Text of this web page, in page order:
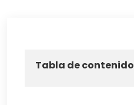
Tabla de contenido